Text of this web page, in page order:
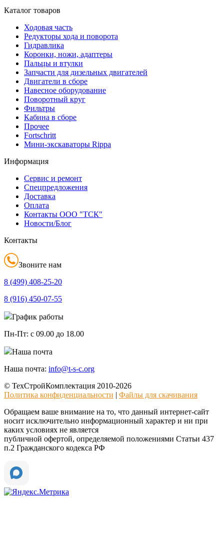
Каталог товаров
Ходовая часть
Редукторы хода и поворота
Гидравлика
Коронки, ножи, адаптеры
Пальцы и втулки
Запчасти для дизельных двигателей
Двигатели в сборе
Навесное оборудование
Поворотный круг
Фильтры
Кабина в сборе
Прочее
Fortschritt
Мини-экскаваторы Rippa
Информация
Сервис и ремонт
Спецпредложения
Доставка
Оплата
Контакты ООО "ТСК"
Новости/Блог
Контакты
Звоните нам
8 (499) 408-25-20
8 (916) 450-07-55
График работы
Пн-Пт: с 09.00 до 18.00
Наша почта
Наша почта: info@t-s-c.org
© ТехСтройКомплектация 2010-2026
Политика конфиденциальности
Файлы для скачивания
Обращаем ваше внимание на то, что данный интернет-сайт
носит исключительно информационный характер и ни при
каких условиях не является
публичной офертой, определяемой положениями Статьи 437
п.2 Гражданского кодекса РФ